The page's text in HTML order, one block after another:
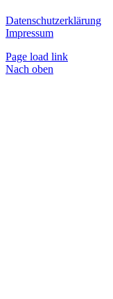
Datenschutzerklärung
Impressum
Page load link
Nach oben